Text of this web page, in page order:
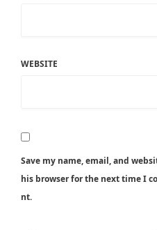
WEBSITE
Save my name, email, and
his browser for the next time I
nt.